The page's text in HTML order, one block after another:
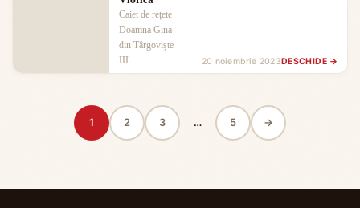
Caiet de rețete
Doamna Gina
din Târgoviște
III
20 noiembrie 2023DESCHIDE →
1 2 3 … 5 →